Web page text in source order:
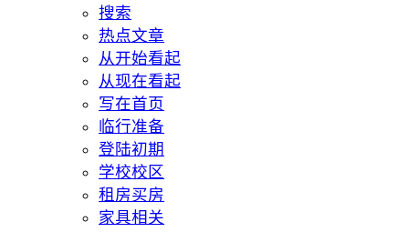
搜索
热点文章
从开始看起
从现在看起
写在首页
临行准备
登陆初期
学校校区
租房买房
家具相关